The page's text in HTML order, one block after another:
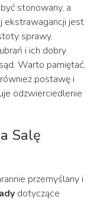
stonowany, a
ekstrawagancji jest
sprawy.
i ich dobry
Warto pamiętać,
postawę i
odzwierciedlenie
Salę
przemyślany i
dotyczące